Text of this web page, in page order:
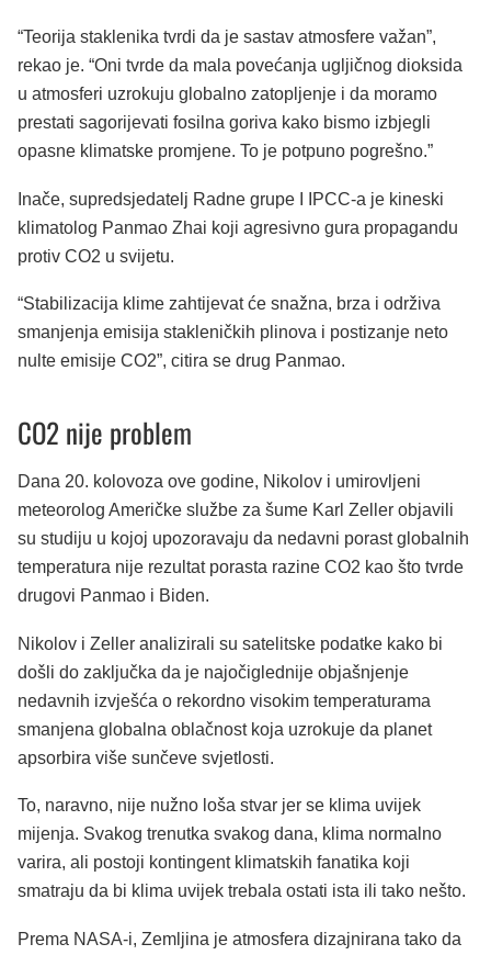
“Teorija staklenika tvrdi da je sastav atmosfere važan”,
rekao je. “Oni tvrde da mala povećanja ugljičnog dioksida
u atmosferi uzrokuju globalno zatopljenje i da moramo
prestati sagorijevati fosilna goriva kako bismo izbjegli
opasne klimatske promjene. To je potpuno pogrešno.”
Inače, supredsjedatelj Radne grupe I IPCC-a je kineski
klimatolog Panmao Zhai koji agresivno gura propagandu
protiv CO2 u svijetu.
“Stabilizacija klime zahtijevat će snažna, brza i održiva
smanjenja emisija stakleničkih plinova i postizanje neto
nulte emisije CO2”, citira se drug Panmao.
CO2 nije problem
Dana 20. kolovoza ove godine, Nikolov i umirovljeni
meteorolog Američke službe za šume Karl Zeller objavili
su studiju u kojoj upozoravaju da nedavni porast globalnih
temperatura nije rezultat porasta razine CO2 kao što tvrde
drugovi Panmao i Biden.
Nikolov i Zeller analizirali su satelitske podatke kako bi
došli do zaključka da je najočiglednije objašnjenje
nedavnih izvješća o rekordno visokim temperaturama
smanjena globalna oblačnost koja uzrokuje da planet
apsorbira više sunčeve svjetlosti.
To, naravno, nije nužno loša stvar jer se klima uvijek
mijenja. Svakog trenutka svakog dana, klima normalno
varira, ali postoji kontingent klimatskih fanatika koji
smatraju da bi klima uvijek trebala ostati ista ili tako nešto.
Prema NASA-i, Zemljina je atmosfera dizajnirana tako da